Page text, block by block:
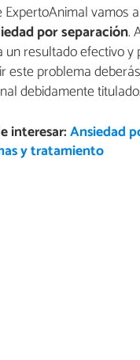
ExpertoAnimal vamos
por separación.
resultado efectivo y
este problema
debidamente titulado.
interesar:Ansiedad
y tratamiento